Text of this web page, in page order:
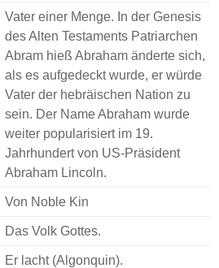
Vater einer Menge. In der Genesis
des Alten Testaments Patriarchen
Abram hieß Abraham änderte sich,
als es aufgedeckt wurde, er würde
Vater der hebräischen Nation zu
sein. Der Name Abraham wurde
weiter popularisiert im 19.
Jahrhundert von US-Präsident
Abraham Lincoln.
Von Noble Kin
Das Volk Gottes.
Er lacht (Algonquin).